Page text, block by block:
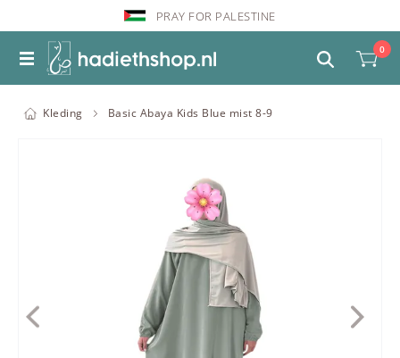
PRAY FOR PALESTINE
0
Kleding Basic Abaya Kids Blue mist 8-9